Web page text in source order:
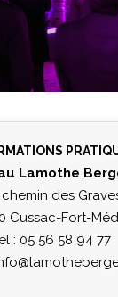
Lamothe
des
Cussac-Fort-
: 05 56 58 94 77